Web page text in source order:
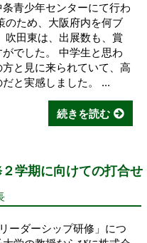
青少年センターにて行わ
のため、大阪府内を何ブ
吹田東は、出展数も、賞
でした。 中学生と思わ
と見に来られていて、高
と実感しました。 ...
続きを読む
学期に向けての打合せ
ーダーシップ研修」につ